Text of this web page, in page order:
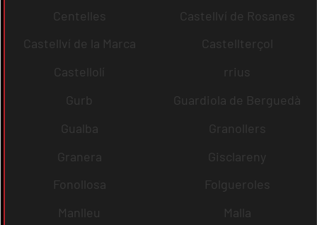
Centelles
Castellví de Rosanes
Castellví de la Marca
Castellterçol
Castellolí
rrius
Gurb
Guardiola de Berguedà
Gualba
Granollers
Granera
Gisclareny
Fonollosa
Folgueroles
Manlleu
Malla